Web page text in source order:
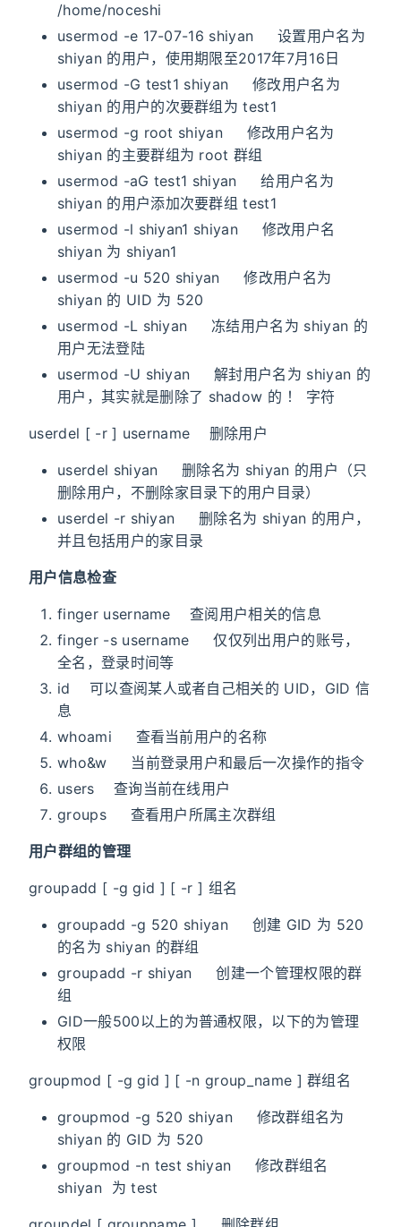
/home/noceshi
usermod -e 17-07-16 shiyan 设置用户名为
shiyan 的用户，使用期限至2017年7月16日
usermod -G test1 shiyan 修改用户名为
shiyan 的用户的次要群组为 test1
usermod -g root shiyan 修改用户名为
shiyan 的主要群组为 root 群组
usermod -aG test1 shiyan 给用户名为
shiyan 的用户添加次要群组 test1
usermod -l shiyan1 shiyan 修改用户名
shiyan 为 shiyan1
usermod -u 520 shiyan 修改用户名为
shiyan 的 UID 为 520
usermod -L shiyan 冻结用户名为 shiyan 的
用户无法登陆
usermod -U shiyan 解封用户名为 shiyan 的
用户，其实就是删除了 shadow 的 ！ 字符
userdel [ -r ] username 删除用户
userdel shiyan 删除名为 shiyan 的用户（只
删除用户，不删除家目录下的用户目录）
userdel -r shiyan 删除名为 shiyan 的用户，
并且包括用户的家目录
用户信息检查
finger username 查阅用户相关的信息
finger -s username 仅仅列出用户的账号，
全名，登录时间等
id 可以查阅某人或者自己相关的 UID，GID 信
息
whoami 查看当前用户的名称
who&w 当前登录用户和最后一次操作的指令
users 查询当前在线用户
groups 查看用户所属主次群组
用户群组的管理
groupadd [ -g gid ] [ -r ] 组名
groupadd -g 520 shiyan 创建 GID 为 520
的名为 shiyan 的群组
groupadd -r shiyan 创建一个管理权限的群
组
GID一般500以上的为普通权限，以下的为管理
权限
groupmod [ -g gid ] [ -n group_name ] 群组名
groupmod -g 520 shiyan 修改群组名为
shiyan 的 GID 为 520
groupmod -n test shiyan 修改群组名
shiyan 为 test